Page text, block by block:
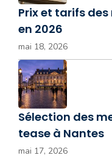
Prix et tarifs
en 2026
mai 18, 2026
Sélection des
tease à Nantes
mai 17, 2026